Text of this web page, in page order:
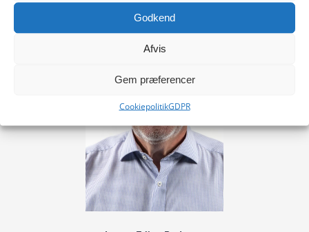
Godkend
Afvis
Gem præferencer
CookiepolitikGDPR